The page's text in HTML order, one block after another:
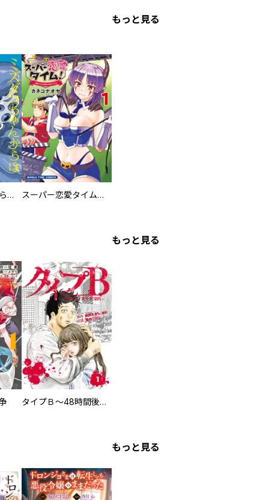
もっと見る
ミズダコちゃんからは逃げられない！ スーパー恋愛タイム！～現場でドＳな彼女は自宅でデレる～
もっと見る
タイプＢ～48時間後、致死率100％～【単話】
もっと見る